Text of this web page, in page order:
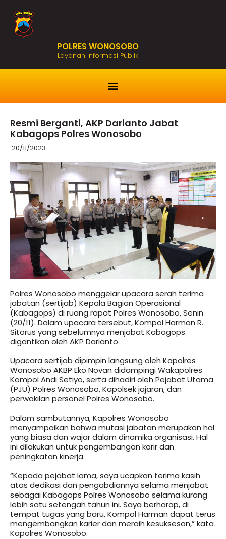
POLRES WONOSOBO
Layanan Informasi Publik
Resmi Berganti, AKP Darianto Jabat
Kabagops Polres Wonosobo
20/11/2023
Polres Wonosobo menggelar upacara serah terima
jabatan (sertijab) Kepala Bagian Operasional
(Kabagops) di ruang rapat Polres Wonosobo, Senin
(20/11). Dalam upacara tersebut, Kompol Harman R.
Sitorus yang sebelumnya menjabat Kabagops
digantikan oleh AKP Darianto.
Upacara sertijab dipimpin langsung oleh Kapolres
Wonosobo AKBP Eko Novan didampingi Wakapolres
Kompol Andi Setiyo, serta dihadiri oleh Pejabat Utama
(PJU) Polres Wonosobo, Kapolsek jajaran, dan
perwakilan personel Polres Wonosobo.
Dalam sambutannya, Kapolres Wonosobo
menyampaikan bahwa mutasi jabatan merupakan hal
yang biasa dan wajar dalam dinamika organisasi. Hal
ini dilakukan untuk pengembangan karir dan
peningkatan kinerja.
“Kepada pejabat lama, saya ucapkan terima kasih
atas dedikasi dan pengabdiannya selama menjabat
sebagai Kabagops Polres Wonosobo selama kurang
lebih satu setengah tahun ini. Saya berharap, di
tempat tugas yang baru, Kompol Harman dapat terus
mengembangkan karier dan meraih kesuksesan,” kata
Kapolres Wonosobo.